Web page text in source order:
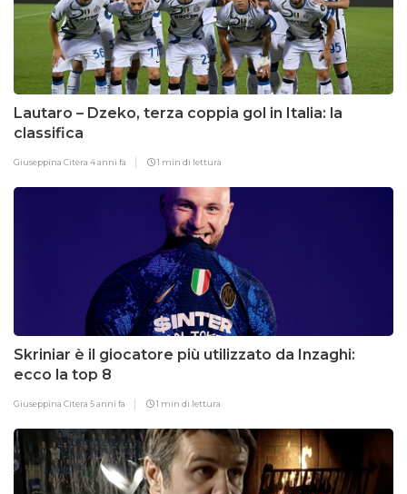
Lautaro – Dzeko, terza coppia gol in Italia: la
classifica
Giuseppina Citera 4 anni fa 1 min di lettura
Skriniar è il giocatore più utilizzato da Inzaghi:
ecco la top 8
Giuseppina Citera 5 anni fa 1 min di lettura